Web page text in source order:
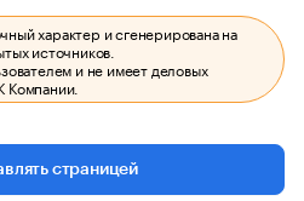
характер и сгенерирована на
источников.
и не имеет деловых
Компании.
страницей